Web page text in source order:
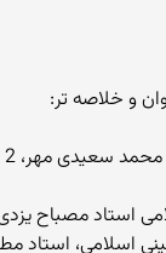
و خلاصه تر: